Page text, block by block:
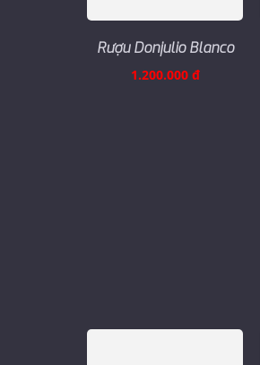
Rượu Donjulio Blanco
1.200.000 đ